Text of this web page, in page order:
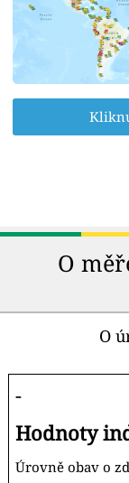
O
O
-
Hodnoty
Úrovně obav o